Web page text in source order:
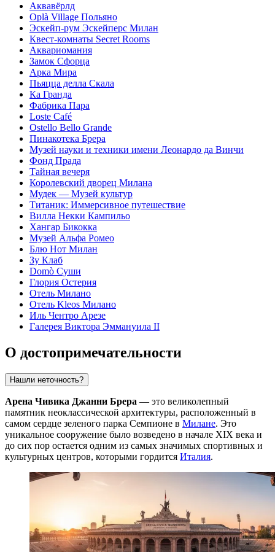
Аквавёрлд
Oplà Village Польяно
Эскейп-рум Эскейперс Милан
Квест-комнаты Secret Rooms
Аквариомания
Замок Сфорца
Арка Мира
Пьяцца делла Скала
Ка Гранда
Фабрика Пара
Loste Café
Ostello Bello Grande
Пинакотека Брера
Музей науки и техники имени Леонардо да Винчи
Фонд Прада
Тайная вечеря
Королевский дворец Милана
Мудек — Музей культур
Титаник: Иммерсивное путешествие
Вилла Некки Кампильо
Хангар Бикокка
Музей Альфа Ромео
Блю Нот Милан
Зу Клаб
Domò Суши
Глория Остерия
Отель Милано
Отель Kleos Милано
Иль Чентро Арезе
Галерея Виктора Эммануила II
О достопримечательности
Нашли неточность?
Арена Чивика Джанни Брера — это великолепный
памятник неоклассической архитектуры, расположенный в
самом сердце зеленого парка Семпионе в Милане. Это
уникальное сооружение было возведено в начале XIX века и
до сих пор остается одним из самых значимых спортивных и
культурных центров, которыми гордится Италия.